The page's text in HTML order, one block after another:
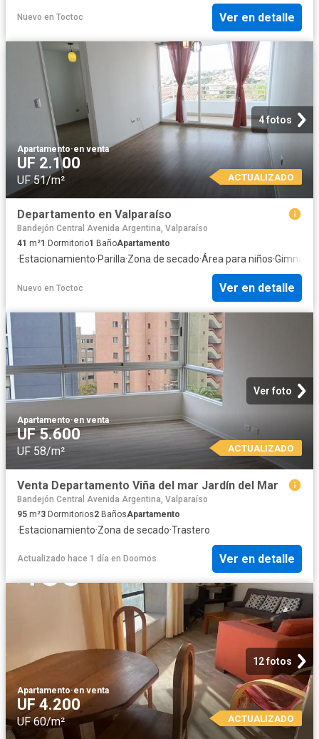
Nuevo en Toctoc Ver en detalle
4 fotos
Apartamento·en venta
UF 2.100
UF 51/m² ACTUALIZADO
Departamento en Valparaíso
Bandejón Central Avenida Argentina, Valparaíso
41 m²1 Dormitorio1 BañoApartamento
·Estacionamiento·Parilla·Zona de secado·Área para niños·Gimnasio
Nuevo en Toctoc Ver en detalle
Ver foto
Apartamento·en venta
UF 5.600
UF 58/m² ACTUALIZADO
Venta Departamento Viña del mar Jardín del Mar
Bandejón Central Avenida Argentina, Valparaíso
95 m²3 Dormitorios2 BañosApartamento
·Estacionamiento·Zona de secado·Trastero
Actualizado hace 1 día en Doomos Ver en detalle
12 fotos
Apartamento·en venta
UF 4.200
UF 60/m² ACTUALIZADO